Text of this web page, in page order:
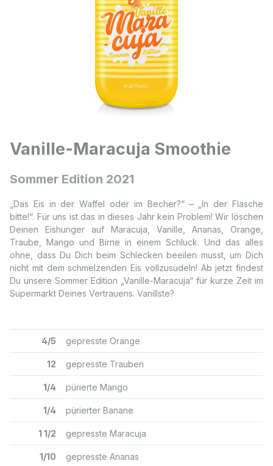
Vanille-Maracuja Smoothie
Sommer Edition 2021
„Das Eis in der Waffel oder im Becher?“ – „In der Flasche
bitte!“. Für uns ist das in dieses Jahr kein Problem! Wir löschen
Deinen Eishunger auf Maracuja, Vanille, Ananas, Orange,
Traube, Mango und Birne in einem Schluck. Und das alles
ohne, dass Du Dich beim Schlecken beeilen musst, um Dich
nicht mit dem schmelzenden Eis vollzusudeln! Ab jetzt findest
Du unsere Sommer Edition „Vanille-Maracuja“ für kurze Zeit im
Supermarkt Deines Vertrauens. Vanillste?
4/5 gepresste Orange
12 gepresste Trauben
1/4 pürierte Mango
1/4 pürierter Banane
1 1/2 gepresste Maracuja
1/10 gepresste Ananas